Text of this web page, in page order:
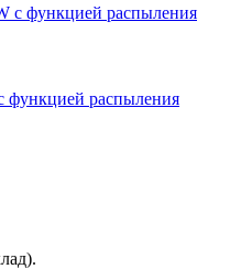
функцией распыления